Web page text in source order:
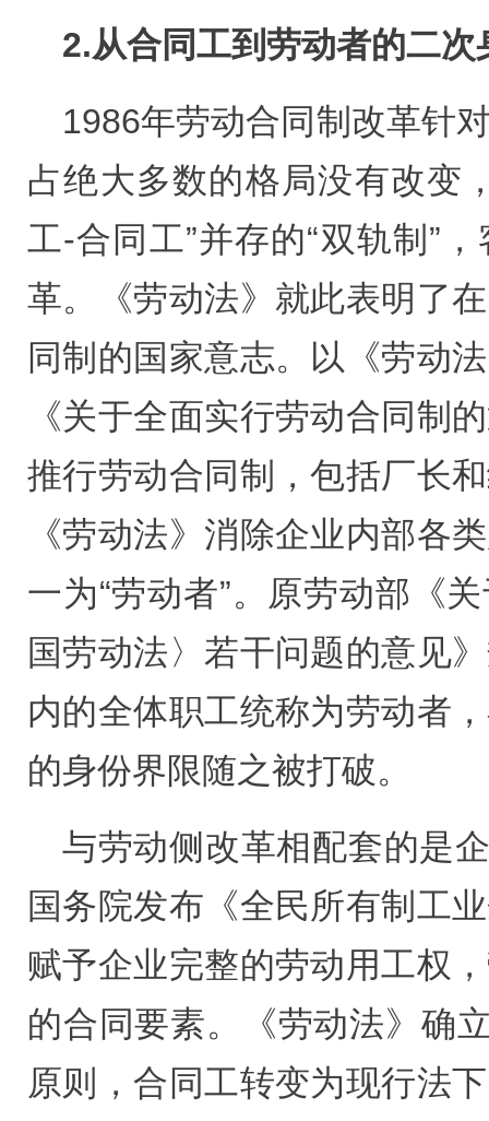
2.从合同工到劳动者的二次
1986年劳动合同制改革针
占绝大多数的格局没有改变
工-合同工”并存的“双轨制”
革。《劳动法》就此表明了
同制的国家意志。以《劳动
《关于全面实行劳动合同制
推行劳动合同制，包括厂长
《劳动法》消除企业内部各
一为“劳动者”。原劳动部《
国劳动法〉若干问题的意见
内的全体职工统称为劳动者
的身份界限随之被打破。
与劳动侧改革相配套的是
国务院发布《全民所有制工
赋予企业完整的劳动用工权
的合同要素。《劳动法》确
原则，合同工转变为现行法